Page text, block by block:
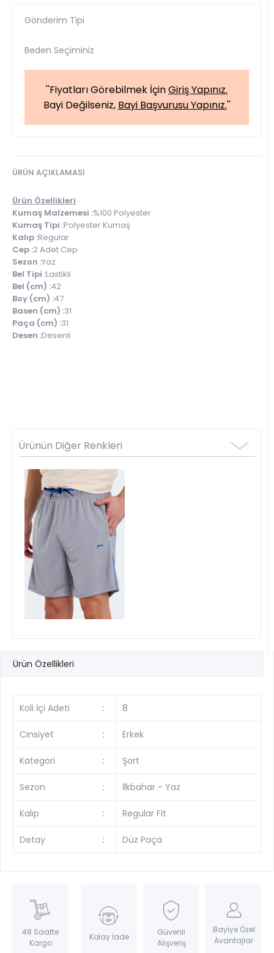
Gönderim Tipi
Beden Seçiminiz
''Fiyatları Görebilmek İçinGiriş Yapınız.
Bayi Değilseniz, Bayi Başvurusu Yapınız.''
ÜRÜN AÇIKLAMASI
Ürün Özellikleri
Kumaş Malzemesi :%100 Polyester
Kumaş Tipi :Polyester Kumaş
Kalıp :Regular
Cep :2 Adet Cep
Sezon :Yaz
Bel Tipi :Lastikli
Bel (cm) :42
Boy (cm) :47
Basen (cm) :31
Paça (cm) :31
Desen :Desenli
Ürünün Diğer Renkleri
Ürün Özellikleri
Koli İçi Adeti : 8
Cinsiyet : Erkek
Kategori : Şort
Sezon : İlkbahar - Yaz
Kalıp : Regular Fit
Detay : Düz Paça
48 Saatte
Kargo
Kolay İade
Güvenli
Alışveriş
Bayiye Özel
Avantajlar